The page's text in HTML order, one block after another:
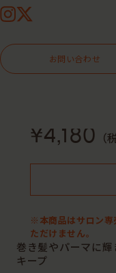
Instagram
X
お問い合わせ
946mL 詰め
¥4,180 （
※本商品はサロン専
ただけません。
巻き髪やパーマに
キープ